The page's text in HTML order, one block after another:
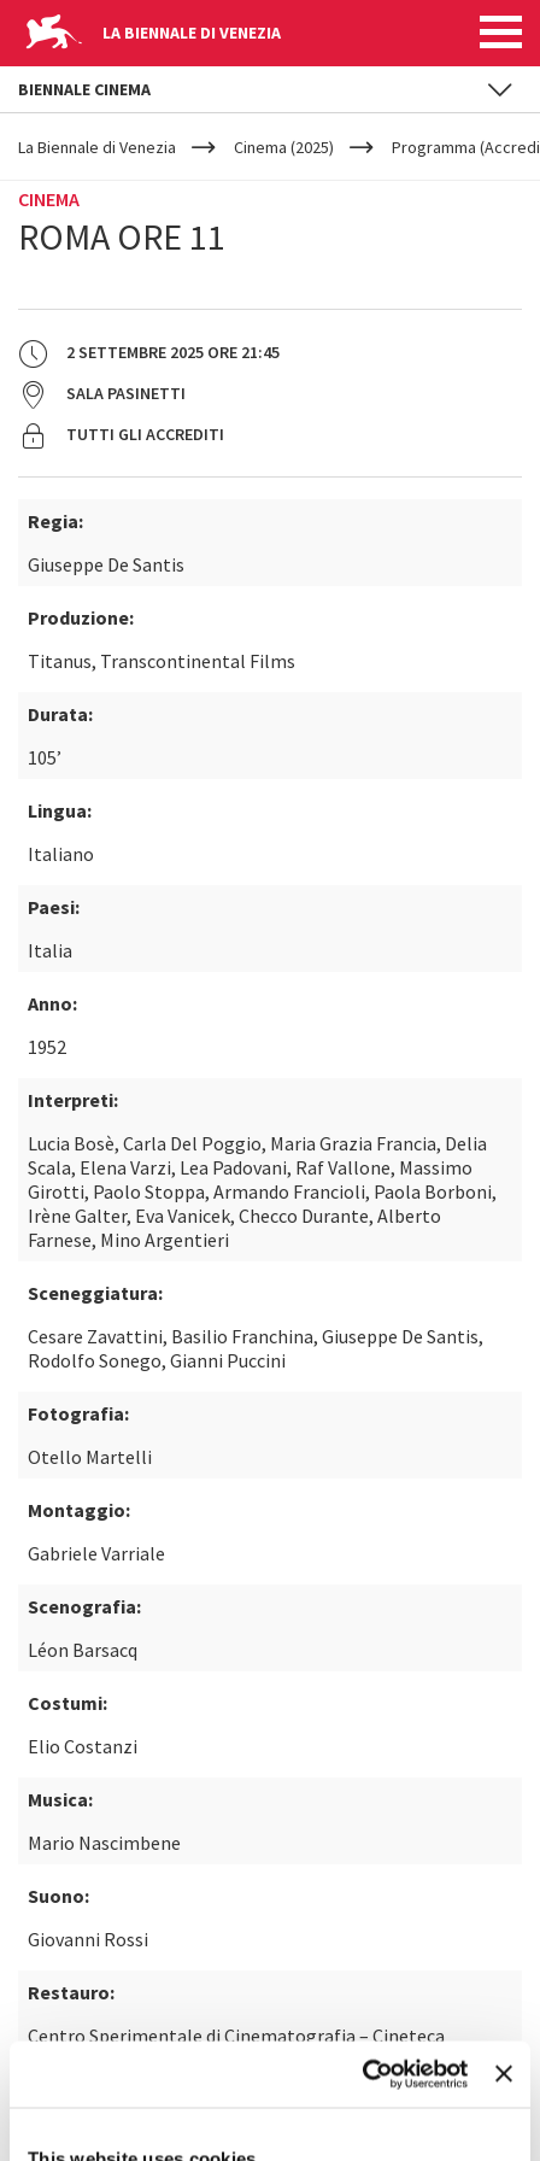
LA BIENNALE DI VENEZIA
YOUR
ARE
La Biennale di Venezia Cinema (2025) Programma
CINEMA
ROMA ORE 11
2 SETTEMBRE 2025 ORE 21:45
SALA PASINETTI
TUTTI GLI ACCREDITI
Regia:
Giuseppe De Santis
Produzione:
Titanus, Transcontinental Films
Durata:
105’
Lingua:
Italiano
Paesi:
Italia
Anno:
1952
Interpreti:
Lucia Bosè, Carla Del Poggio, Maria Grazia Francia, Delia
Scala, Elena Varzi, Lea Padovani, Raf Vallone, Massimo
Girotti, Paolo Stoppa, Armando Francioli, Paola Borboni,
Irène Galter, Eva Vanicek, Checco Durante, Alberto
Farnese, Mino Argentieri
Sceneggiatura:
Cesare Zavattini, Basilio Franchina, Giuseppe De Santis,
Rodolfo Sonego, Gianni Puccini
Fotografia:
Otello Martelli
Montaggio:
Gabriele Varriale
Scenografia:
Léon Barsacq
Costumi:
Elio Costanzi
Musica:
Mario Nascimbene
Suono:
Giovanni Rossi
Restauro:
Centro Sperimentale di Cinematografia – Cineteca
BIENNALE CINEMA